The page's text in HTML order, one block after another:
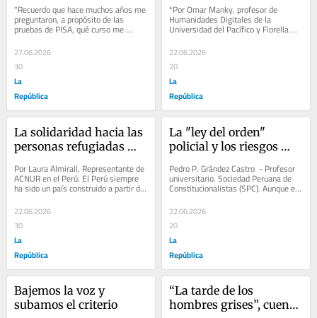
"Recuerdo que hace muchos años me
preguntaron, a propósito de las
pruebas de PISA, qué curso me
parecía más importante en el colegio,
si...
27.06.2026
30
La
República
*Por Omar Manky, profesor de
Humanidades Digitales de la
Universidad del Pacífico y Fiorella
Ramírez, egresada de la Universidad
del Pacífico Un...
22.06.2026
20
La
República
La solidaridad hacia las
personas refugiadas
Laura Almirall
Por Laura Almirall, Representante de
ACNUR en el Perú. El Perú siempre
ha sido un país construido a partir de
distintas culturas, historias y...
22.06.2026
30
La
República
La "ley del orden"
policial y los riesgos
vulnerables
Pedro P. Grández Castro​ ​ - Profesor
universitario. Sociedad Peruana de
Constitucionalistas (SPC). Aunque el
JNE demorará unos días más en...
22.06.2026
20
La
República
Bajemos la voz y
subamos el criterio
“La tarde de los
hombres grises”, cuento